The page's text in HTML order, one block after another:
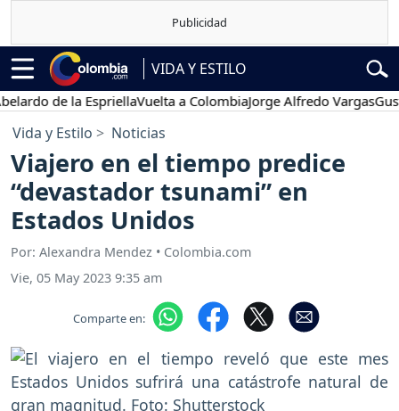
VIDA Y ESTILO
de la EspriellaVuelta a ColombiaJorge Alfredo VargasGustavo
Vida y Estilo Noticias
Viajero en el tiempo predice
“devastador tsunami” en
Estados Unidos
Por: Alexandra Mendez • Colombia.com
Vie, 05 May 2023 9:35 am
Comparte en: